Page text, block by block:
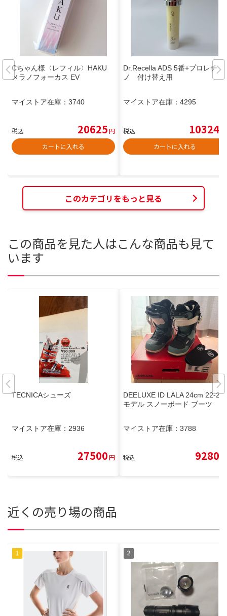
Cちゃん様〈レフィル〉HAKU
メラノフォーカス EV
マイストア在庫： 3740
税込 20625円
カートに入れる
Dr.Recella ADS 5番+プロレチ
ノ 付け替え用
マイストア在庫： 4295
税込 10324
カートに入れる
このカテゴリをもっと見る
この商品を見た人はこんな商品も見て
います
TECNICAシューズ
マイストア在庫： 2936
税込 27500円
DEELUXE ID LALA 24cm 22-23
モデル スノーボード ブーツ
マイストア在庫： 3788
税込 9280
近くの売り場の商品